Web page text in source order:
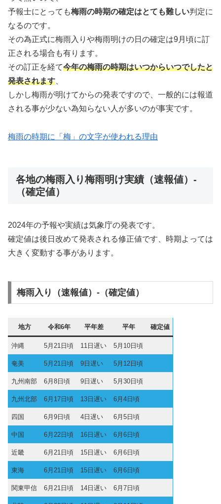
予報士にとっても梅雨の時期の確定はとても難しい判定に
なるのです。
その為正式に梅雨入りや梅雨明けの日の確定は9月頃に訂
正される場合も有ります。
その訂正を経て今年の梅雨の時期はいつからいつでしたと
発表されます
しかし梅雨が明けてからの発表ですので、一般的には報道
される事が少ない為知らない人が多いのが事実です。
梅雨の時期に「梅」の文字が使われる理由
各地の梅雨入り梅雨明け実績（速報値）-
（確定値）
2024年の予報や実績は気象庁の発表です。
確定値は後日改めて発表される修正値です、時期よっては
大きく変動する事があります。
梅雨入り（速報値）-（確定値）
地方 令和6年 平年差 平年 確定値
沖縄 5月21日頃 11日遅い 5月10日頃
奄美 5月21日頃 9日遅い 5月12日頃
九州南部 6月8日頃 9日遅い 5月30日頃
九州北部 6月17日頃 13日遅い 6月4日頃
四国 6月9日頃 4日遅い 6月5日頃
中国 6月22日頃 16日遅い 6月6日頃
近畿 6月21日頃 15日遅い 6月6日頃
東海 6月21日頃 15日遅い 6月6日頃
関東甲信 6月21日頃 14日遅い 6月7日頃